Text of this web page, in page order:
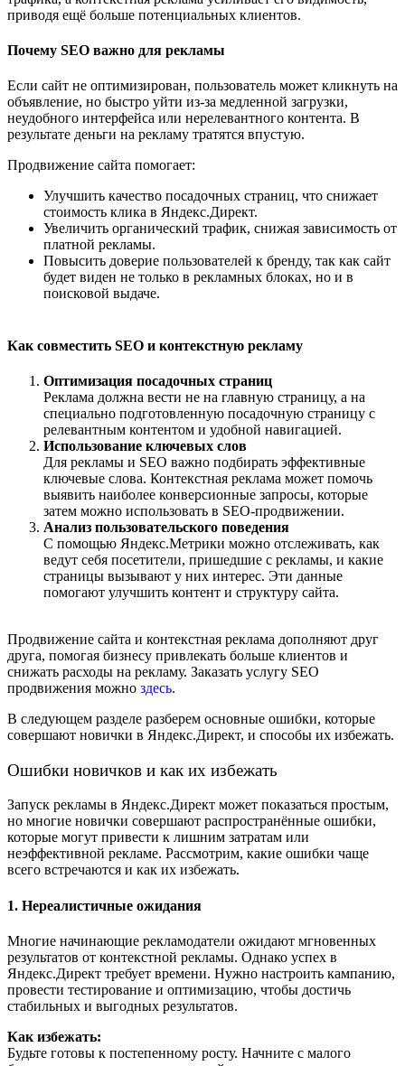
приводя ещё больше потенциальных клиентов.
Почему SEO важно для рекламы
Если сайт не оптимизирован, пользователь может кликнуть на
объявление, но быстро уйти из-за медленной загрузки,
неудобного интерфейса или нерелевантного контента. В
результате деньги на рекламу тратятся впустую.
Продвижение сайта помогает:
Улучшить качество посадочных страниц, что снижает
стоимость клика в Яндекс.Директ.
Увеличить органический трафик, снижая зависимость от
платной рекламы.
Повысить доверие пользователей к бренду, так как сайт
будет виден не только в рекламных блоках, но и в
поисковой выдаче.
Как совместить SEO и контекстную рекламу
Оптимизация посадочных страниц
Реклама должна вести не на главную страницу, а на
специально подготовленную посадочную страницу с
релевантным контентом и удобной навигацией.
Использование ключевых слов
Для рекламы и SEO важно подбирать эффективные
ключевые слова. Контекстная реклама может помочь
выявить наиболее конверсионные запросы, которые
затем можно использовать в SEO-продвижении.
Анализ пользовательского поведения
С помощью Яндекс.Метрики можно отслеживать, как
ведут себя посетители, пришедшие с рекламы, и какие
страницы вызывают у них интерес. Эти данные
помогают улучшить контент и структуру сайта.
Продвижение сайта и контекстная реклама дополняют друг
друга, помогая бизнесу привлекать больше клиентов и
снижать расходы на рекламу. Заказать услугу SEO
продвижения можно здесь.
В следующем разделе разберем основные ошибки, которые
совершают новички в Яндекс.Директ, и способы их избежать.
Ошибки новичков и как их избежать
Запуск рекламы в Яндекс.Директ может показаться простым,
но многие новички совершают распространённые ошибки,
которые могут привести к лишним затратам или
неэффективной рекламе. Рассмотрим, какие ошибки чаще
всего встречаются и как их избежать.
1. Нереалистичные ожидания
Многие начинающие рекламодатели ожидают мгновенных
результатов от контекстной рекламы. Однако успех в
Яндекс.Директ требует времени. Нужно настроить кампанию,
провести тестирование и оптимизацию, чтобы достичь
стабильных и выгодных результатов.
Как избежать:
Будьте готовы к постепенному росту. Начните с малого